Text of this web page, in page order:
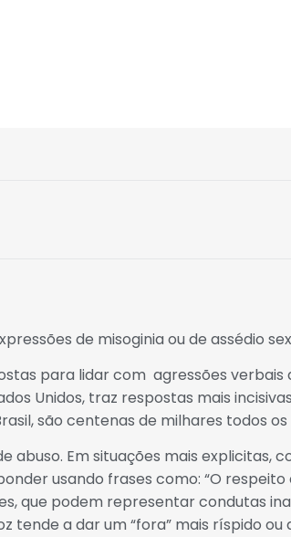
de misoginia ou de assédio
para lidar com agressões
Unidos, traz respostas mais
são centenas de milhares todos
Em situações mais explicitas,
usando frases como: “O
que podem representar condutas
tende a dar um “fora” mais ríspido